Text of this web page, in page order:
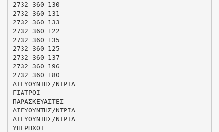
2732 360 130
2732 360 131
2732 360 133
2732 360 122
2732 360 135
2732 360 125
2732 360 137
2732 360 196
2732 360 180
∆ΙΕΥΘΥΝΤΗΣ/ΝΤΡΙΑ
ΓΙΑΤΡΟΙ
ΠΑΡΑΣΚΕΥΑΣΤΕΣ
∆ΙΕΥΘΥΝΤΗΣ/ΝΤΡΙΑ
∆ΙΕΥΘΥΝΤΗΣ/ΝΤΡΙΑ
ΥΠΕΡΗΧΟΙ